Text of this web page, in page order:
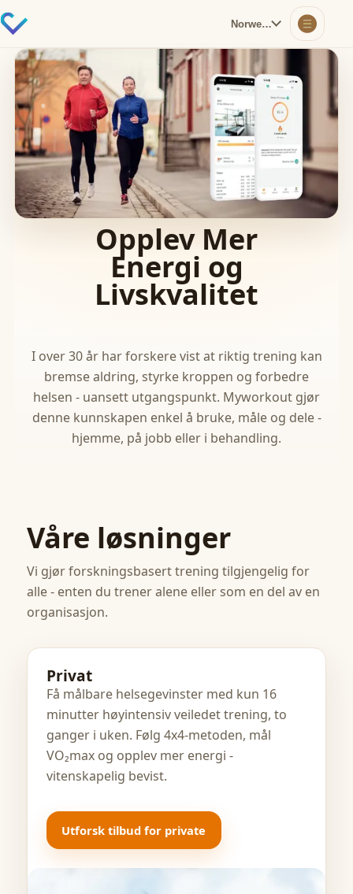
Norwegian
Opplev Mer
Energi og
Livskvalitet
I over 30 år har forskere vist at riktig trening kan
bremse aldring, styrke kroppen og forbedre
helsen - uansett utgangspunkt. Myworkout gjør
denne kunnskapen enkel å bruke, måle og dele -
hjemme, på jobb eller i behandling.
Våre løsninger
Vi gjør forskningsbasert trening tilgjengelig for
alle - enten du trener alene eller som en del av en
organisasjon.
Privat
Få målbare helsegevinster med kun 16
minutter høyintensiv veiledet trening, to
ganger i uken. Følg 4x4-metoden, mål
VO₂max og opplev mer energi -
vitenskapelig bevist.
Utforsk tilbud for private